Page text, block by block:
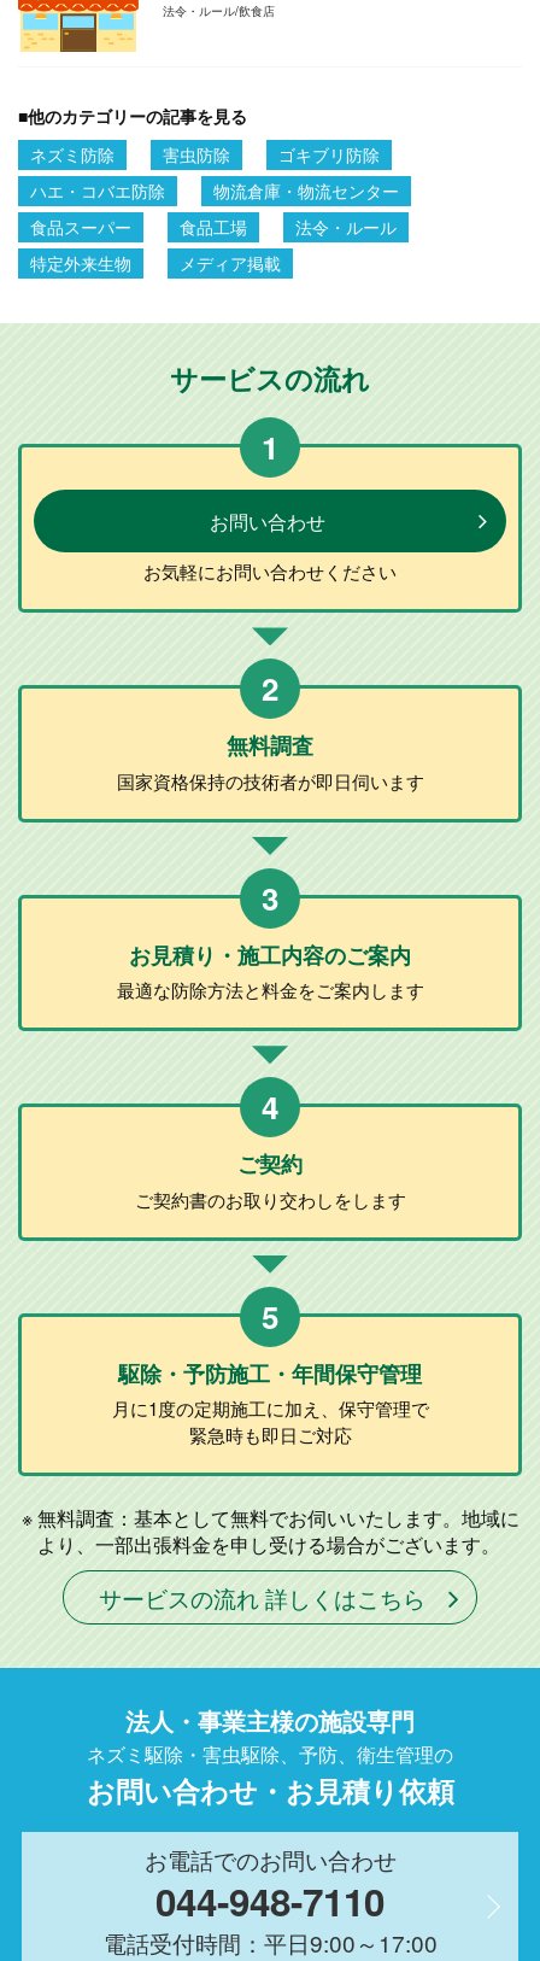
法令・ルール 飲食店
■他のカテゴリーの記事を見る
ネズミ防除
害虫防除
ゴキブリ防除
ハエ・コバエ防除
物流倉庫・物流センター
食品スーパー
食品工場
法令・ルール
特定外来生物
メディア掲載
サービスの流れ
1
お問い合わせ
お気軽にお問い合わせください
2
無料調査
国家資格保持の技術者が即日伺います
3
お見積り・施工内容のご案内
最適な防除方法と料金をご案内します
4
ご契約
ご契約書のお取り交わしをします
5
駆除・予防施工 ・年間保守管理
月に1度の定期施工に加え、 保守管理で
緊急時も即日ご対応
無料調査：基本として無料でお伺いいたします。地域に
より、一部出張料金を申し受ける場合がございます。
サービスの流れ 詳しくはこちら
法人・事業主様の施設専門
ネズミ駆除・害虫駆除、予防、衛生管理の
お問い合わせ・お見積り依頼
お電話でのお問い合わせ
044-948-7110
電話受付時間：平日9:00～17:00